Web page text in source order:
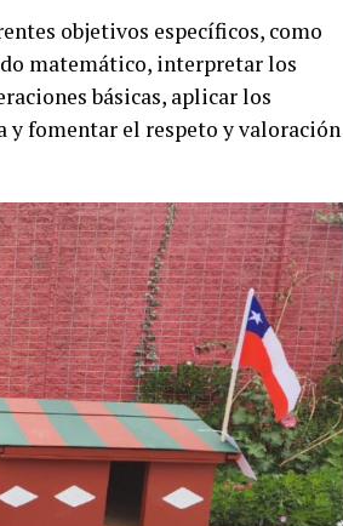
objetivos específicos, como
matemático, interpretar los
básicas, aplicar los
y fomentar el respeto y valoración